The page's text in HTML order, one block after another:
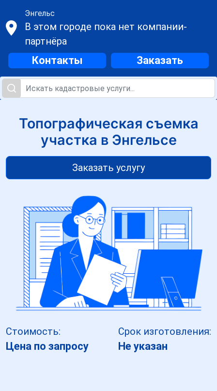
Энгельс
В этом городе пока нет компании-
партнёра
Контакты Заказать
Топографическая съемка
участка в Энгельсе
Заказать услугу
Стоимость:
Цена по запросу
Срок изготовления:
Не указан